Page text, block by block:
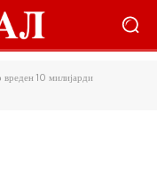
вреден 10 милијарди